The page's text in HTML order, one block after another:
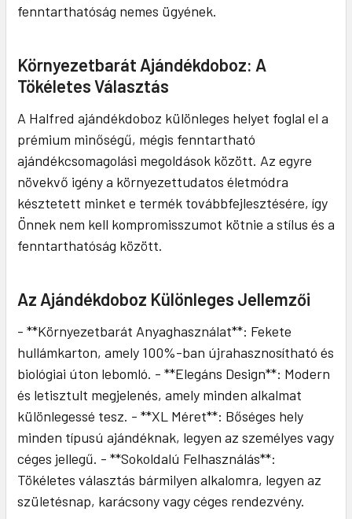
fenntarthatóság nemes ügyének.
Környezetbarát Ajándékdoboz: A
Tökéletes Választás
A Halfred ajándékdoboz különleges helyet foglal el a
prémium minőségű, mégis fenntartható
ajándékcsomagolási megoldások között. Az egyre
növekvő igény a környezettudatos életmódra
késztetett minket e termék továbbfejlesztésére, így
Önnek nem kell kompromisszumot kötnie a stílus és a
fenntarthatóság között.
Az Ajándékdoboz Különleges Jellemzői
- **Környezetbarát Anyaghasználat**: Fekete
hullámkarton, amely 100%-ban újrahasznosítható és
biológiai úton lebomló. - **Elegáns Design**: Modern
és letisztult megjelenés, amely minden alkalmat
különlegessé tesz. - **XL Méret**: Bőséges hely
minden típusú ajándéknak, legyen az személyes vagy
céges jellegű. - **Sokoldalú Felhasználás**:
Tökéletes választás bármilyen alkalomra, legyen az
születésnap, karácsony vagy céges rendezvény.